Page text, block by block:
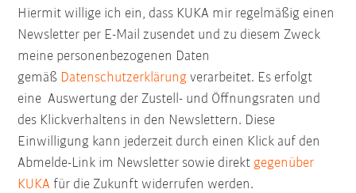
Hiermit willige ich ein, dass KUKA mir regelmäßig einen
Newsletter per E-Mail zusendet und zu diesem Zweck
meine personenbezogenen Daten
gemäß Datenschutzerklärung verarbeitet. Es erfolgt
eine Auswertung der Zustell- und Öffnungsraten und
des Klickverhaltens in den Newslettern. Diese
Einwilligung kann jederzeit durch einen Klick auf den
Abmelde-Link im Newsletter sowie direktgegenüber
KUKA für die Zukunft widerrufen werden.